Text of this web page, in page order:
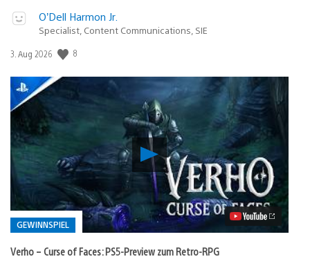
O’Dell Harmon Jr.
Specialist, Content Communications, SIE
Veröffentlichungsdatum:
3. Aug 2026 8
Verho
–
Curse
of
Faces:
PS5-
Preview
zum
Retro-
GEWINNSPIEL
Verho – Curse of Faces: PS5-Preview zum Retro-RPG